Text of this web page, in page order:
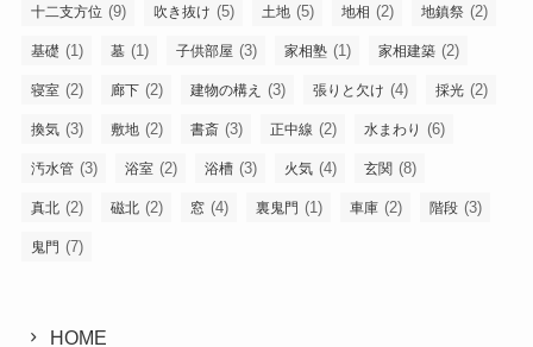
十二支方位 (9) 吹き抜け (5) 土地 (5) 地相 (2) 地鎮祭 (2)
基礎 (1) 墓 (1) 子供部屋 (3) 家相塾 (1) 家相建築 (2)
寝室 (2) 廊下 (2) 建物の構え (3) 張りと欠け (4) 採光 (2)
換気 (3) 敷地 (2) 書斎 (3) 正中線 (2) 水まわり (6)
汚水管 (3) 浴室 (2) 浴槽 (3) 火気 (4) 玄関 (8)
真北 (2) 磁北 (2) 窓 (4) 裏鬼門 (1) 車庫 (2) 階段 (3)
鬼門 (7)
HOME